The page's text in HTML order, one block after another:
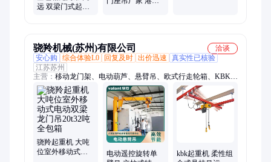
远 双梁门式起重
骁羚机械(苏州)有限公司
洽谈
安心购
综合体验L0 回复及时 出价迅速
真实性已核验
江苏苏州
主营： 移动龙门架、电动葫芦、悬臂吊、欧式行走轮箱、KBK轻
载起重系统、刚性轻载起重系统、柔性KBK起重机、刚性KBK
轨道系统、电动悬臂吊、手动悬臂式起重机、便携式门吊、折臂
吊
骁羚起重机 大吨
位室外移动式电
电动遥控旋转单
kbk起重机 柔性组